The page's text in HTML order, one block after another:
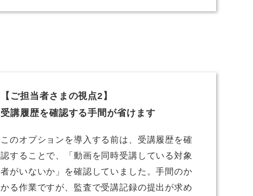
【ご担当者さまの視点2】
受講履歴を確認する手間が省けます
このオプションを導入する前は、受講履歴を確
認することで、「動画を同時受講している対象
者がいないか」を確認していました。手間のか
かる作業ですが、監査で受講記録の提出が求め